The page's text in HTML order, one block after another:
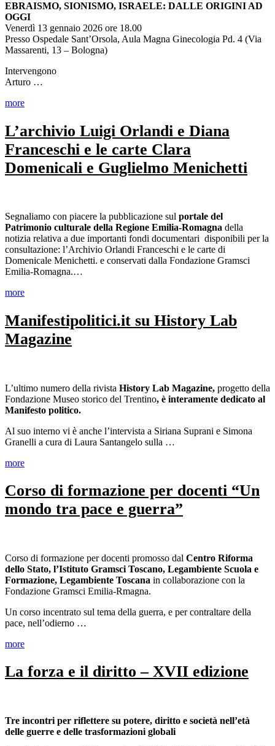
EBRAISMO, SIONISMO, ISRAELE: DALLE ORIGINI AD
OGGI
Venerdì 13 gennaio 2026 ore 18.00
Presso Ospedale Sant’Orsola, Aula Magna Ginecologia Pd. 4 (Via
Massarenti, 13 – Bologna)
Intervengono
Arturo …
more
L’archivio Luigi Orlandi e Diana
Franceschi e le carte Clara
Domenicali e Guglielmo Menichetti
Segnaliamo con piacere la pubblicazione sul portale del
Patrimonio culturale della Regione Emilia-Romagna della
notizia relativa a due importanti fondi documentari disponibili per la
consultazione: l’Archivio Orlandi Franceschi e le carte di
Domenicale Menichetti. e conservati dalla Fondazione Gramsci
Emilia-Romagna.…
more
Manifestipolitici.it su History Lab
Magazine
L’ultimo numero della rivista History Lab Magazine, progetto della
Fondazione Museo storico del Trentino, è interamente dedicato al
Manifesto politico.
Al suo interno vi è anche l’intervista a Siriana Suprani e Simona
Granelli a cura di Laura Santangelo sulla …
more
Corso di formazione per docenti “Un
mondo tra pace e guerra”
Corso di formazione per docenti promosso dal Centro Riforma
dello Stato, l’Istituto Gramsci Toscano, Legambiente Scuola e
Formazione, Legambiente Toscana in collaborazione con la
Fondazione Gramsci Emilia-Rmagna.
Un corso incentrato sul tema della guerra, e per contraltare della
pace, nell’odierno …
more
La forza e il diritto – XVII edizione
Tre incontri per riflettere su potere, diritto e società nell’età
delle guerre e delle trasformazioni globali